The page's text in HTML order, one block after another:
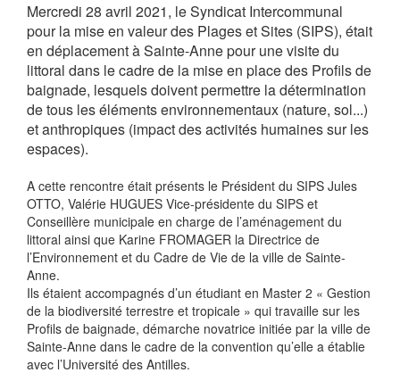
Mercredi 28 avril 2021, le Syndicat Intercommunal
pour la mise en valeur des Plages et Sites (SIPS), était
en déplacement à Sainte-Anne pour une visite du
littoral dans le cadre de la mise en place des Profils de
baignade, lesquels doivent permettre la détermination
de tous les éléments environnementaux (nature, sol...)
et anthropiques (impact des activités humaines sur les
espaces).
A cette rencontre était présents le Président du SIPS Jules
OTTO, Valérie HUGUES Vice-présidente du SIPS et
Conseillère municipale en charge de l’aménagement du
littoral ainsi que Karine FROMAGER la Directrice de
l’Environnement et du Cadre de Vie de la ville de Sainte-
Anne.
Ils étaient accompagnés d’un étudiant en Master 2 « Gestion
de la biodiversité terrestre et tropicale » qui travaille sur les
Profils de baignade, démarche novatrice initiée par la ville de
Sainte-Anne dans le cadre de la convention qu’elle a établie
avec l’Université des Antilles.